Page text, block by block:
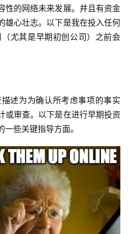
性的网络未来发展。并且有资金
雄心壮志。以下是我在投入任何
尤其是早期初创公司）之前会
述为为确认所考虑事项的事实
或审查。以下是在进行早期投资
些关键指导方面。